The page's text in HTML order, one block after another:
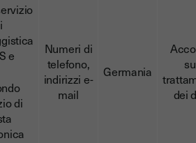
e
di
Numeri di
telefono,
indirizzi e-
mail
Germania
dei